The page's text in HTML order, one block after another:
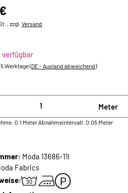
, zzgl. Versand
verfügbar
5 Werktage(DE - Ausland abweichend)
Meter
0.1 MeterAbnahmeintervall: 0.05 Meter
Moda 13686-11l
Fabrics